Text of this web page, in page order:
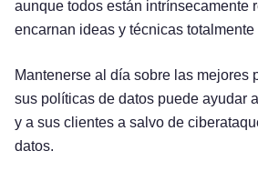
aunque todos están intrínsecamente
encarnan ideas y técnicas totalmente
Mantenerse al día sobre las mejores
sus políticas de datos puede ayudar
y a sus clientes a salvo de
datos.